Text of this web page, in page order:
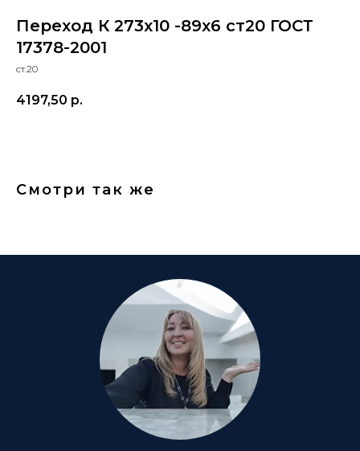
Переход К 273х10 -89х6 ст20 ГОСТ
17378-2001
ст.20
4197,50 р.
Смотри так же